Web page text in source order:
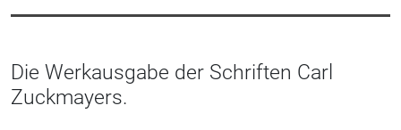
Die Werkausgabe der Schriften Carl
Zuckmayers.